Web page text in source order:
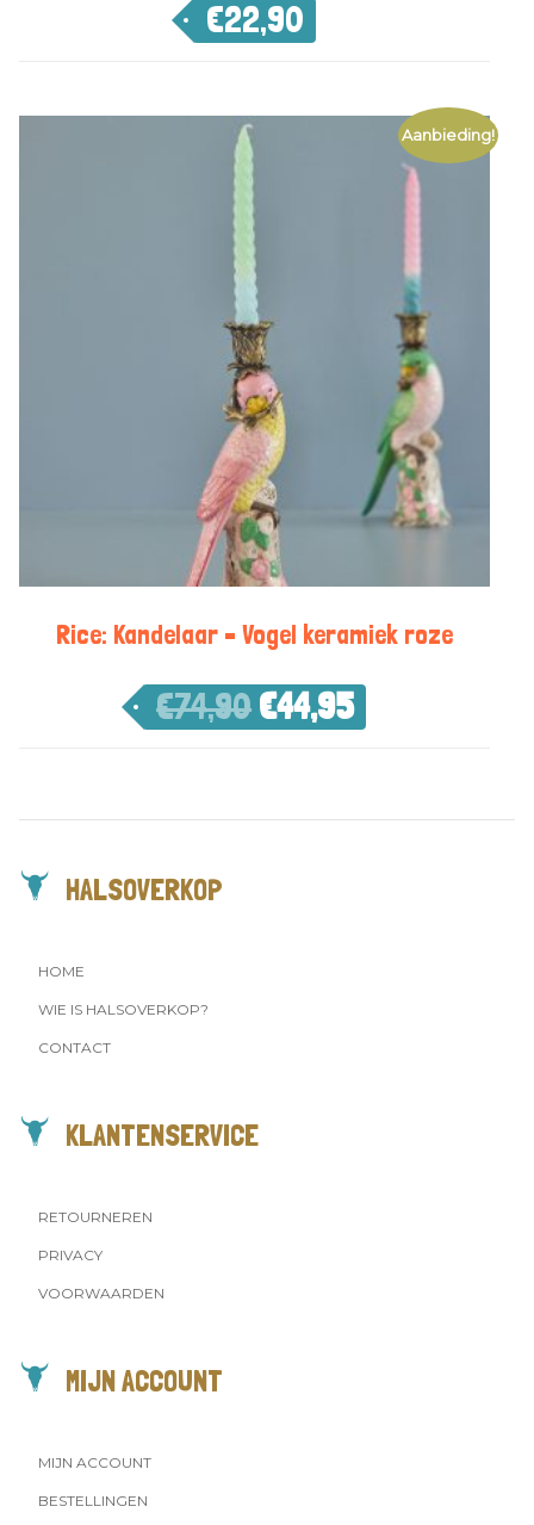
€22,90
Aanbieding!
Rice: Kandelaar – Vogel keramiek roze
€74,90 €44,95
HALSOVERKOP
HOME
WIE IS HALSOVERKOP?
CONTACT
KLANTENSERVICE
RETOURNEREN
PRIVACY
VOORWAARDEN
MIJN ACCOUNT
MIJN ACCOUNT
BESTELLINGEN